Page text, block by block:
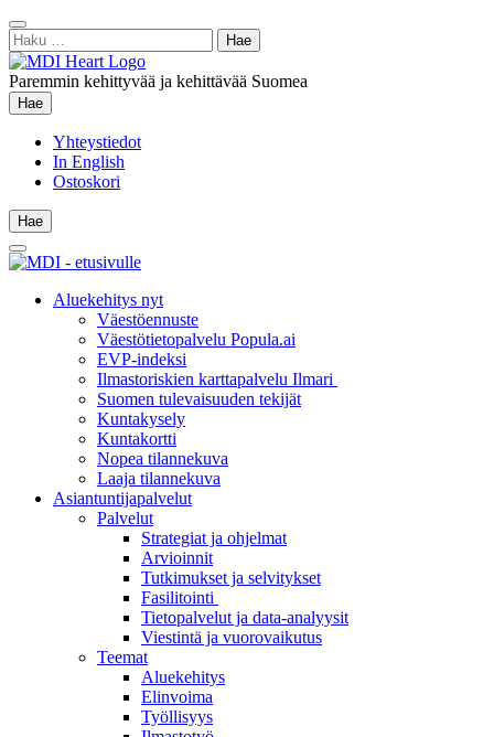
Siirry
sisältöön
Sulje
hae
Haku:
Paremmin kehittyvää ja kehittävää Suomea
Hae
Hae
Yhteystiedot
In English
Ostoskori
Hae
Hae
Main
Menu
Aluekehitys nyt
Väestöennuste
Väestötietopalvelu Popula.ai
EVP-indeksi
Ilmastoriskien karttapalvelu Ilmari
Suomen tulevaisuuden tekijät
Kuntakysely
Kuntakortti
Nopea tilannekuva
Laaja tilannekuva
Asiantuntijapalvelut
Palvelut
Strategiat ja ohjelmat
Arvioinnit
Tutkimukset ja selvitykset
Fasilitointi
Tietopalvelut ja data-analyysit
Viestintä ja vuorovaikutus
Teemat
Aluekehitys
Elinvoima
Työllisyys